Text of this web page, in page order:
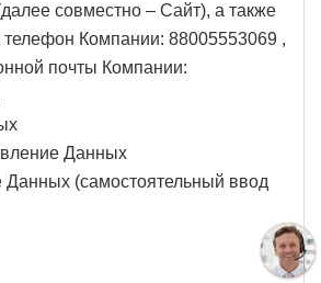
совместно – Cайт), а также
Компании: 88005553069 ,
почты Компании:
Данных
Данных (самостоятельный ввод